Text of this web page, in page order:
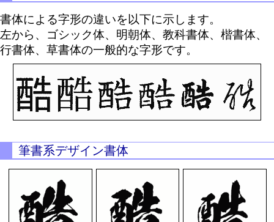
書体による字形の違いを以下に示します。
左から、ゴシック体、明朝体、教科書体、楷書体、
行書体、草書体の一般的な字形です。
筆書系デザイン書体